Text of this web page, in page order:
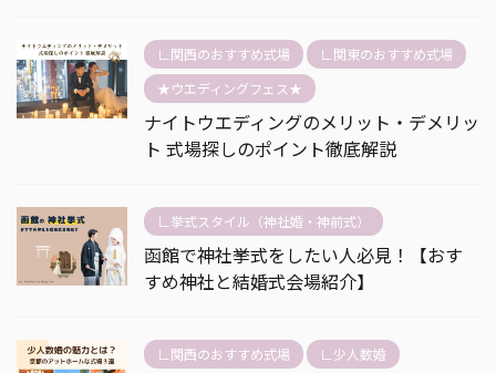
∟関西のおすすめ式場
∟関東のおすすめ式場
★ウエディングフェス★
ナイトウエディングのメリット・デメリッ
ト 式場探しのポイント徹底解説
∟挙式スタイル（神社婚・神前式）
函館で神社挙式をしたい人必見！【おす
すめ神社と結婚式会場紹介】
∟関西のおすすめ式場 ∟少人数婚